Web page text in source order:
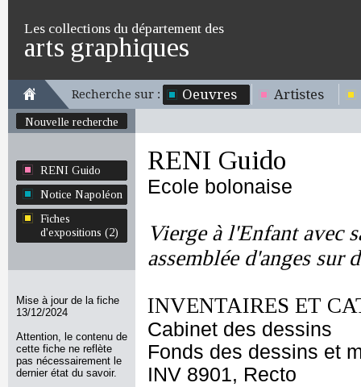
Les collections du département des
arts graphiques
Recherche sur : Oeuvres Artistes
Nouvelle recherche
RENI Guido
Notice Napoléon
Fiches
d'expositions (2)
Mise à jour de la fiche
13/12/2024
Attention, le contenu de
cette fiche ne reflète
pas nécessairement le
dernier état du savoir.
RENI Guido
Ecole bolonaise
Vierge à l'Enfant avec
assemblée d'anges sur
INVENTAIRES ET
Cabinet des dessins
Fonds des dessins et
INV 8901, Recto